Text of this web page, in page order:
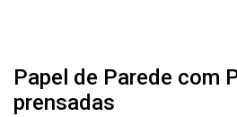
Papel de Parede com
prensadas